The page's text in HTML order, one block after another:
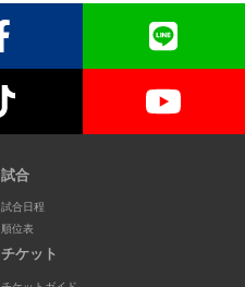
試合
試合日程
順位表
チケット